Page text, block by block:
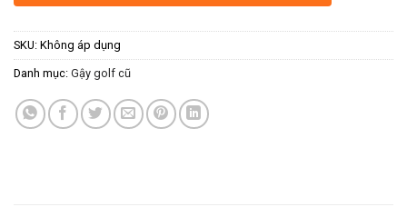
SKU: Không áp dụng
Danh mục: Gậy golf cũ